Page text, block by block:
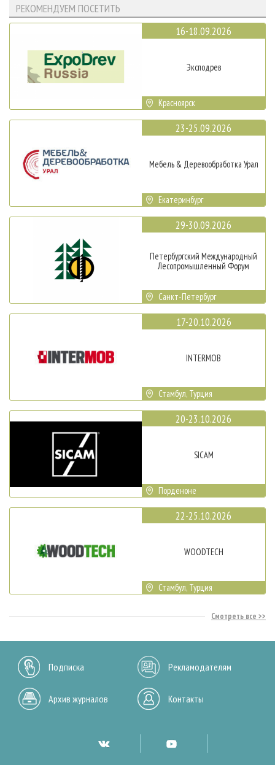
РЕКОМЕНДУЕМ ПОСЕТИТЬ
16-18.09.2026
Эксподрев
Красноярск
23-25.09.2026
Мебель & Деревообработка Урал
Екатеринбург
29-30.09.2026
Петербургский Международный
Лесопромышленный Форум
Санкт-Петербург
17-20.10.2026
INTERMOB
Стамбул, Турция
20-23.10.2026
SICAM
Порденоне
22-25.10.2026
WOODTECH
Стамбул, Турция
Смотреть все
Подписка Рекламодателям
Архив журналов Контакты